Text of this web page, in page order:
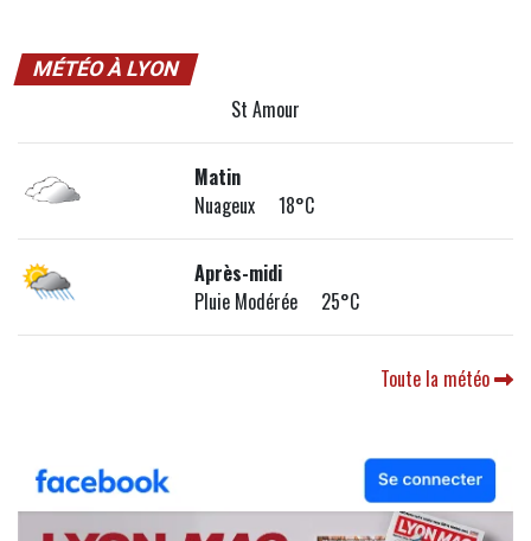
MÉTÉO À LYON
St Amour
Matin
Nuageux 18°C
Après-midi
Pluie Modérée 25°C
Toute la météo